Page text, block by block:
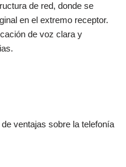
de red, donde se
en el extremo receptor.
de voz clara y
ventajas sobre la telefonía